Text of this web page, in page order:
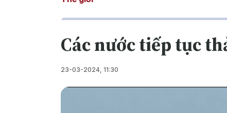
Các nước tiếp tục
23-03-2024, 11:30